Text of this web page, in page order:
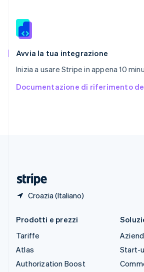
Avvia la tua integrazione
Inizia a usare Stripe in appena 10
Documentazione di riferimento
Croazia (Italiano)
Slovacchia
Slovenia
English Italiano
EspañolEnglish
English Español 简体中文
Prodotti e prezzi
Tariffe
Atlas
Authorization Boost
Start-